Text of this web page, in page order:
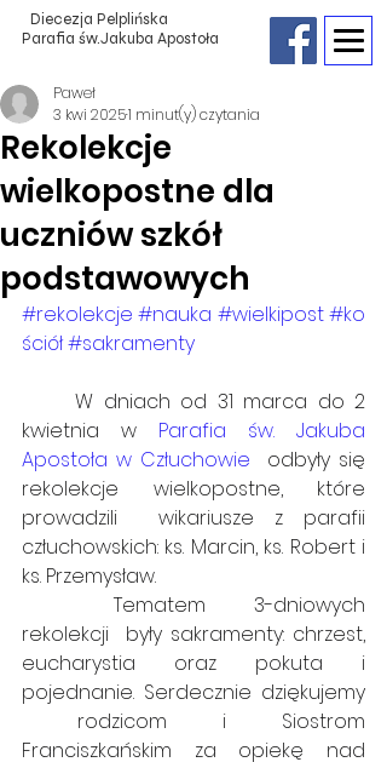
Parafia św.Jakuba Apostoła
Diecezja Pelplińska
Rekolekcje
wielkopostne dla
uczniów szkół
podstawowych
Paweł
3 kwi 20251 minut(y) czytania
#rekolekcje #nauka #wielkipost#ko
ściół#sakramenty
	W dniach od 31 marca do 2
kwietnia w Parafia św. Jakuba
Apostoła w Człuchowie odbyły się
rekolekcje wielkopostne, które
prowadzili  wikariusze z parafii
człuchowskich: ks. Marcin, ks. Robert i
ks. Przemysław.
rekolekcji  były sakramenty: chrzest,
eucharystia oraz pokuta i
pojednanie. Serdecznie dziękujemy
rodzicom i Siostrom
Franciszkańskim za opiekę nad